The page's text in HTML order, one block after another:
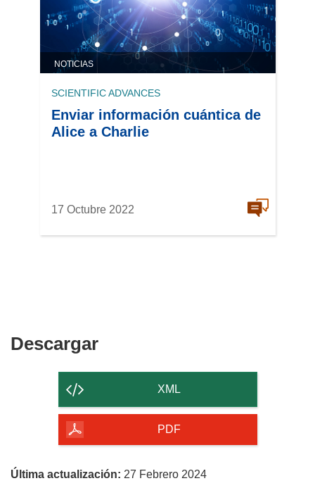
NOTICIAS
SCIENTIFIC ADVANCES
Enviar información cuántica de
Alice a Charlie
17 Octubre 2022
DescargarDescargar
contenido
de
página
XML
PDF
Última actualización: 27 Febrero 2024